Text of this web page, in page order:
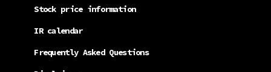
Stock price information
IR calendar
Frequently Asked Questions